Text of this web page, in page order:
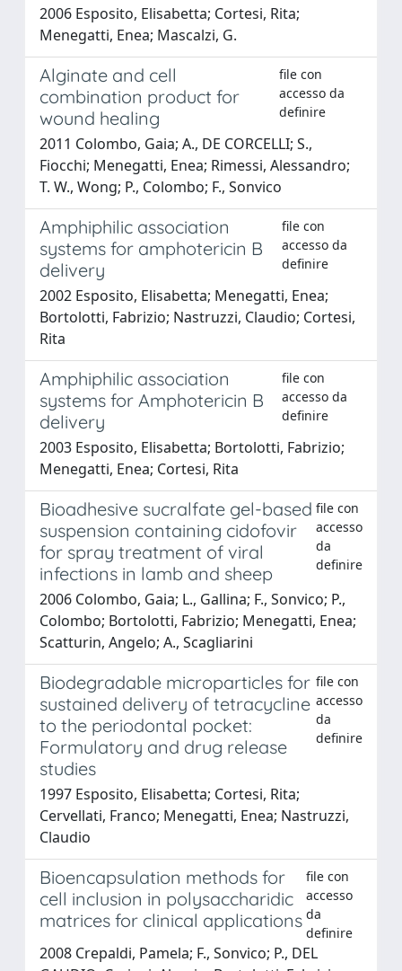
2006 Esposito, Elisabetta; Cortesi, Rita;
Menegatti, Enea; Mascalzi, G.
Alginate and cell
combination product for
wound healing
file con
accesso da
definire
2011 Colombo, Gaia; A., DE CORCELLI; S.,
Fiocchi; Menegatti, Enea; Rimessi, Alessandro;
T. W., Wong; P., Colombo; F., Sonvico
Amphiphilic association
systems for amphotericin B
delivery
file con
accesso da
definire
2002 Esposito, Elisabetta; Menegatti, Enea;
Bortolotti, Fabrizio; Nastruzzi, Claudio; Cortesi,
Rita
Amphiphilic association
systems for Amphotericin B
delivery
file con
accesso da
definire
2003 Esposito, Elisabetta; Bortolotti, Fabrizio;
Menegatti, Enea; Cortesi, Rita
Bioadhesive sucralfate gel-based
suspension containing cidofovir
for spray treatment of viral
infections in lamb and sheep
file con
accesso
da
definire
2006 Colombo, Gaia; L., Gallina; F., Sonvico; P.,
Colombo; Bortolotti, Fabrizio; Menegatti, Enea;
Scatturin, Angelo; A., Scagliarini
Biodegradable microparticles for
sustained delivery of tetracycline
to the periodontal pocket:
Formulatory and drug release
studies
file con
accesso
da
definire
1997 Esposito, Elisabetta; Cortesi, Rita;
Cervellati, Franco; Menegatti, Enea; Nastruzzi,
Claudio
Bioencapsulation methods for
cell inclusion in polysaccharidic
matrices for clinical applications
file con
accesso
da
definire
2008 Crepaldi, Pamela; F., Sonvico; P., DEL